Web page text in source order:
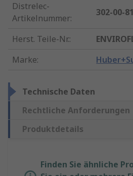
Distrelec-
Artikelnummer:
302-00-
Herst. Teile-Nr.:
Marke:
Technische Daten
Rechtliche Anforderungen
Produktdetails
Finden Sie ähnliche